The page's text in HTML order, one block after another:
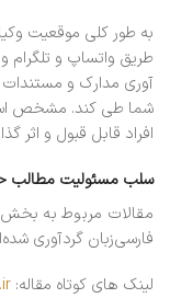
به طور کلی موقعیت
طریق واتساپ و تلگرام و
آوری مدارک و
شما طی کند. مشخص
افراد قابل قبول و اثر
سلب مسئولیت مطالب
مقالات مربوط به بخش
فارسی‌زبان گردآوری
لینک های کوتاه مقاله: